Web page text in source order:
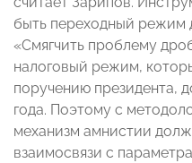
быть переходный режим
«Смягчить проблему
налоговый режим,
поручению президента,
года. Поэтому с
механизм амнистии
взаимосвязи с